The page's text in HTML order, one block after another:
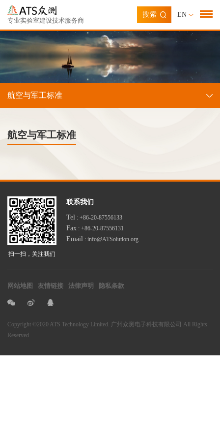
专业实验室建设技术服务商
搜索 EN
航空与军工标准
航空与军工标准
扫一扫，关注我们
联系我们
Tel : +86-20-87556133
Fax : +86-20-87556131
Email : info@ATSolution.org
网站地图 友情链接 法律声明 隐私条款
Copyright ©2020 ATS Technology Limited. 广州众测电子科技有限公司 All Rights
Reserved